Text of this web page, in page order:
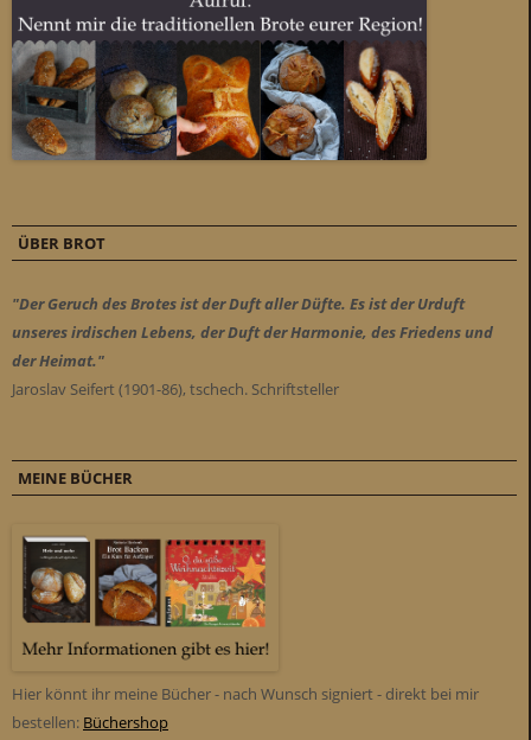
ÜBER BROT
"Der Geruch des Brotes ist der Duft aller Düfte. Es ist der Urduft
unseres irdischen Lebens, der Duft der Harmonie, des Friedens und
der Heimat."
Jaroslav Seifert (1901-86), tschech. Schriftsteller
MEINE BÜCHER
Hier könnt ihr meine Bücher - nach Wunsch signiert - direkt bei mir
bestellen: Büchershop